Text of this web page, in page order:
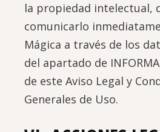
la propiedad intelectual,
comunicarlo
Mágica a través de los
del apartado de
de este Aviso Legal y
Generales de Uso.